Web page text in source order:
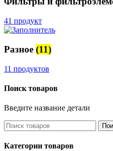
41 продукт
Разное (11)
11 продуктов
Поиск товаров
Введите название детали
Категории товаров